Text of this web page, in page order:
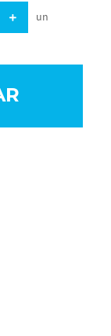
un